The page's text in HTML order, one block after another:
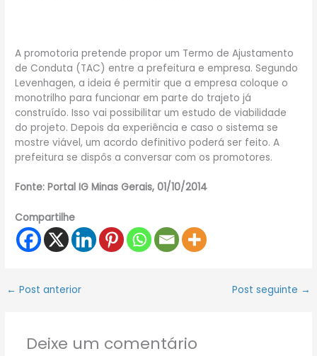
A promotoria pretende propor um Termo de Ajustamento
de Conduta (TAC) entre a prefeitura e empresa. Segundo
Levenhagen, a ideia é permitir que a empresa coloque o
monotrilho para funcionar em parte do trajeto já
construído. Isso vai possibilitar um estudo de viabilidade
do projeto. Depois da experiência e caso o sistema se
mostre viável, um acordo definitivo poderá ser feito. A
prefeitura se dispôs a conversar com os promotores.
Fonte: Portal IG Minas Gerais, 01/10/2014
Compartilhe
← Post anterior Post seguinte →
Deixe um comentário